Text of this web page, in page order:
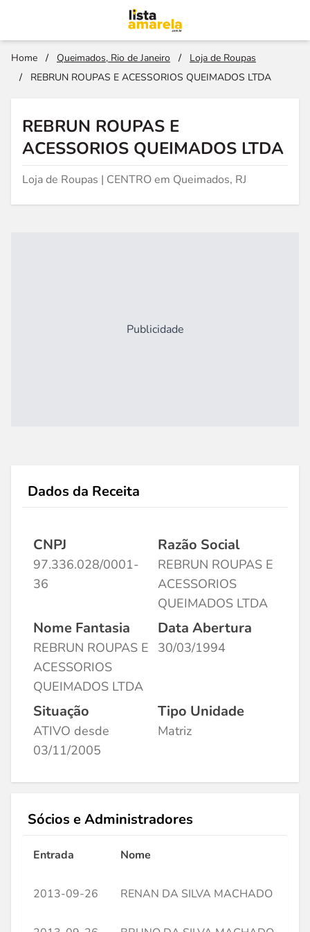
Home / Queimados, Rio de Janeiro /
Loja de Roupas
/
REBRUN ROUPAS E ACESSORIOS QUEIMADOS LTDA
REBRUN ROUPAS E
ACESSORIOS QUEIMADOS LTDA
Loja de Roupas | CENTRO em Queimados, RJ
Publicidade
Dados da Receita
CNPJ
97.336.028/0001-
36
Razão Social
REBRUN ROUPAS E
ACESSORIOS
QUEIMADOS LTDA
Nome Fantasia
REBRUN ROUPAS E
ACESSORIOS
QUEIMADOS LTDA
Data Abertura
30/03/1994
Situação
ATIVO desde
03/11/2005
Tipo Unidade
Matriz
Sócios e Administradores
Entrada Nome
2013-09-26 RENAN DA SILVA MACHADO